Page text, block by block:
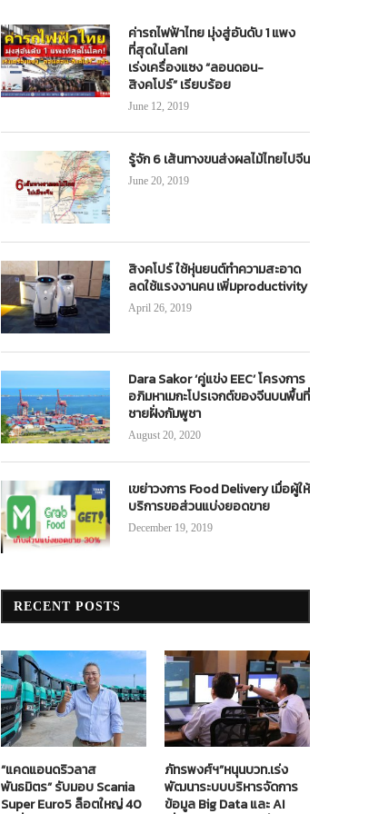
ค่ารถไฟฟ้าไทย มุ่งสู่อันดับ 1 แพง
ที่สุดในโลก!
เร่งเครื่องแซง “ลอนดอน-
สิงคโปร์” เรียบร้อย
June 12, 2019
รู้จัก 6 เส้นทางขนส่งผลไม้ไทยไปจีน
June 20, 2019
สิงคโปร์ ใช้หุ่นยนต์ทำความสะอาด
ลดใช้แรงงานคน เพิ่มproductivity
April 26, 2019
Dara Sakor ‘คู่แข่ง EEC’ โครงการ
อภิมหาเมกะโปรเจกต์ของจีนบนพื้นที่
ชายฝั่งกัมพูชา
August 20, 2020
เขย่าวงการ Food Delivery เมื่อผู้ให้
บริการขอส่วนแบ่งยอดขาย
December 19, 2019
RECENT POSTS
“แคดแอนดริวลาส
พันธมิตร” รับมอบ Scania
Super Euro5 ล็อตใหญ่ 40
ภัทรพงศ์ฯ”หนุนบวท.เร่ง
พัฒนาระบบบริหารจัดการ
ข้อมูล Big Data และ AI